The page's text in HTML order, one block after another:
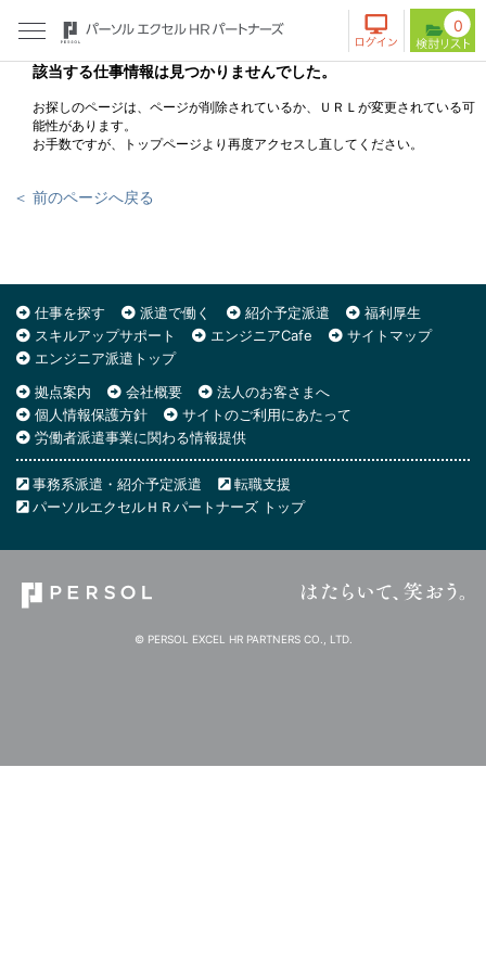
0
該当する仕事情報は見つかりませんでした。
お探しのページは、ページが削除されているか、ＵＲＬが変更されている可
能性があります。
お手数ですが、トップページより再度アクセスし直してください。
＜ 前のページへ戻る
仕事を探す 派遣で働く 紹介予定派遣
福利厚生
スキルアップサポート
エンジニアCafe
サイトマップ
エンジニア派遣トップ
拠点案内
会社概要
法人のお客さまへ
個人情報保護方針
サイトのご利用にあたって
労働者派遣事業に関わる情報提供
事務系派遣・紹介予定派遣
転職支援
パーソルエクセルＨＲパートナーズ トップ
© PERSOL EXCEL HR PARTNERS CO., LTD.